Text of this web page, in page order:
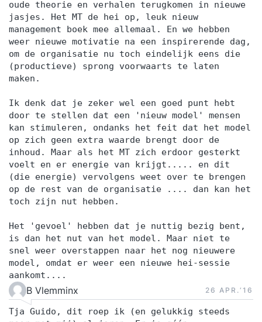
oude theorie en verhalen terugkomen in nieuwe
jasjes. Het MT de hei op, leuk nieuw
management boek mee allemaal. En we hebben
weer nieuwe motivatie na een inspirerende dag,
om de organisatie nu toch eindelijk eens die
(productieve) sprong voorwaarts te laten
maken.
Ik denk dat je zeker wel een goed punt hebt
door te stellen dat een 'nieuw model' mensen
kan stimuleren, ondanks het feit dat het model
op zich geen extra waarde brengt door de
inhoud. Maar als het MT zich erdoor gesterkt
voelt en er energie van krijgt..... en dit
(die energie) vervolgens weet over te brengen
op de rest van de organisatie .... dan kan het
toch zijn nut hebben.
Het 'gevoel' hebben dat je nuttig bezig bent,
is dan het nut van het model. Maar niet te
snel weer overstappen naar het nog nieuwere
model, omdat er weer een nieuwe hei-sessie
aankomt....
B Vlemminx 26 APR.‘16
Tja Guido, dit roep ik (en gelukkig steeds